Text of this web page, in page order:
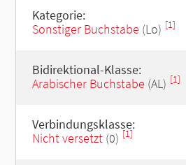
Kategorie:
Sonstiger Buchstabe (Lo) [1]
Bidirektional-Klasse:
Arabischer Buchstabe (AL) [1]
Verbindungsklasse:
Nicht versetzt(0) [1]